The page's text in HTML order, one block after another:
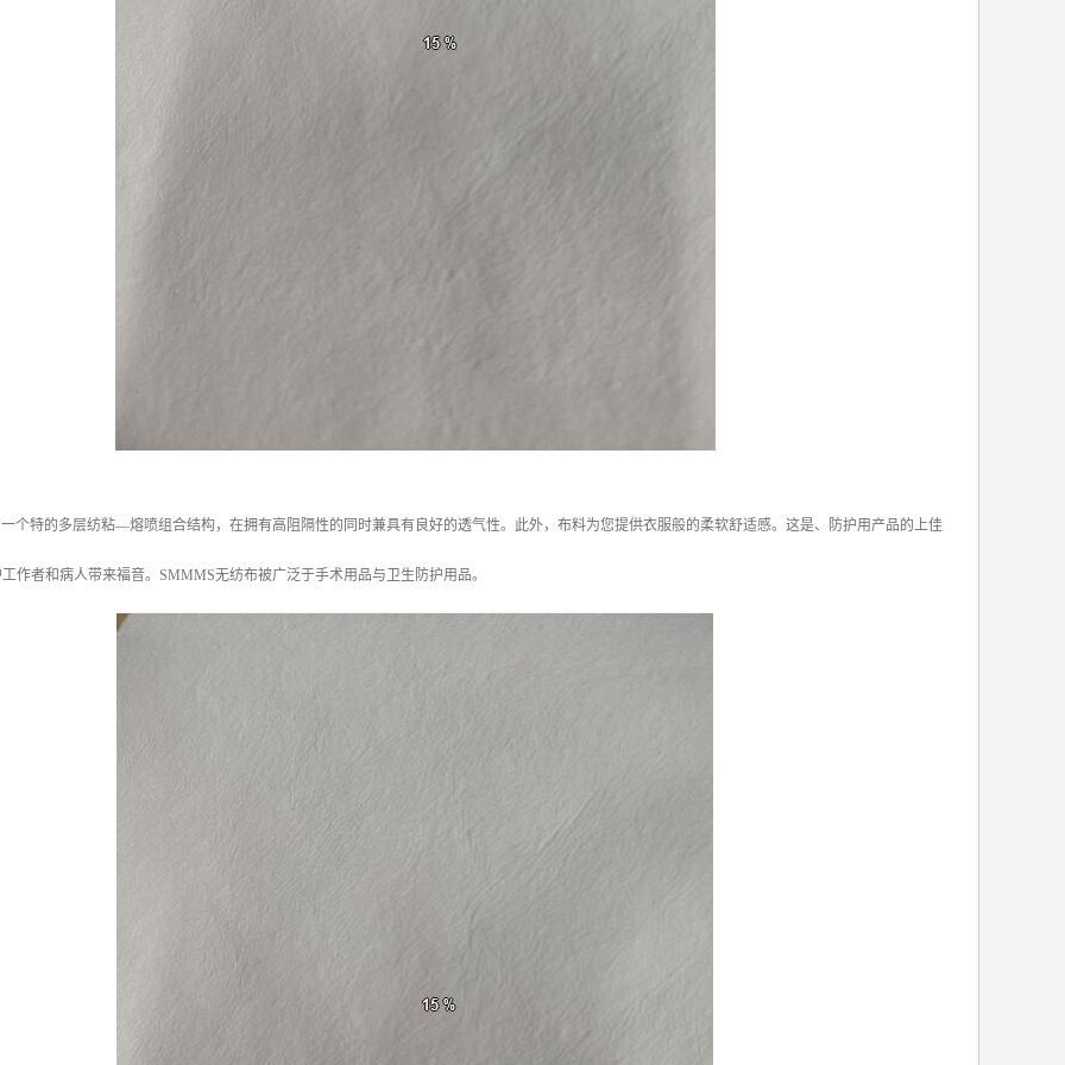
个特的多层纺粘—熔喷组合结构，在拥有高阻隔性的同时兼具有良好的透气性。此外，布料为您提供衣服般的柔软舒适感。这是、防护用产品的上佳
作者和病人带来福音。SMMMS无纺布被广泛于手术用品与卫生防护用品。